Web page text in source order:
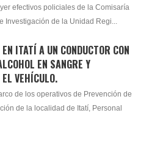
efectivos policiales de la Comisaría
Investigación de la Unidad Regi...
ITATÍ A UN CONDUCTOR CON
EN SANGRE Y
VEHÍCULO.
de los operativos de Prevención de
de la localidad de Itatí, Personal